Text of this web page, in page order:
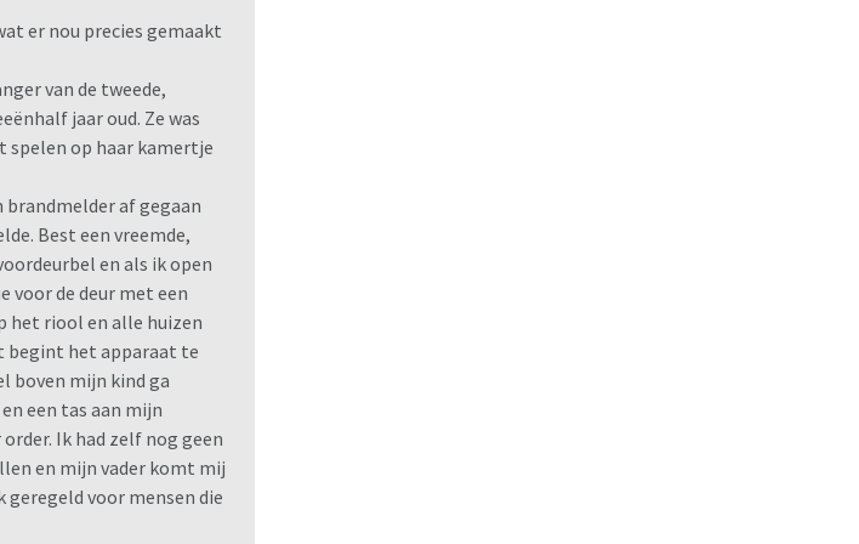
er nou precies gemaakt
van de tweede,
jaar oud. Ze was
spelen op haar kamertje
brandmelder af gegaan
Best een vreemde,
en als ik open
voor de deur met een
het riool en alle huizen
begint het apparaat te
boven mijn kind ga
een tas aan mijn
Ik had zelf nog geen
en mijn vader komt mij
voor mensen die